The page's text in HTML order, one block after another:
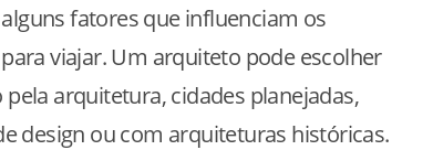
fatores que influenciam os
viajar. Um arquiteto pode escolher
arquitetura, cidades planejadas,
design ou com arquiteturas históricas.